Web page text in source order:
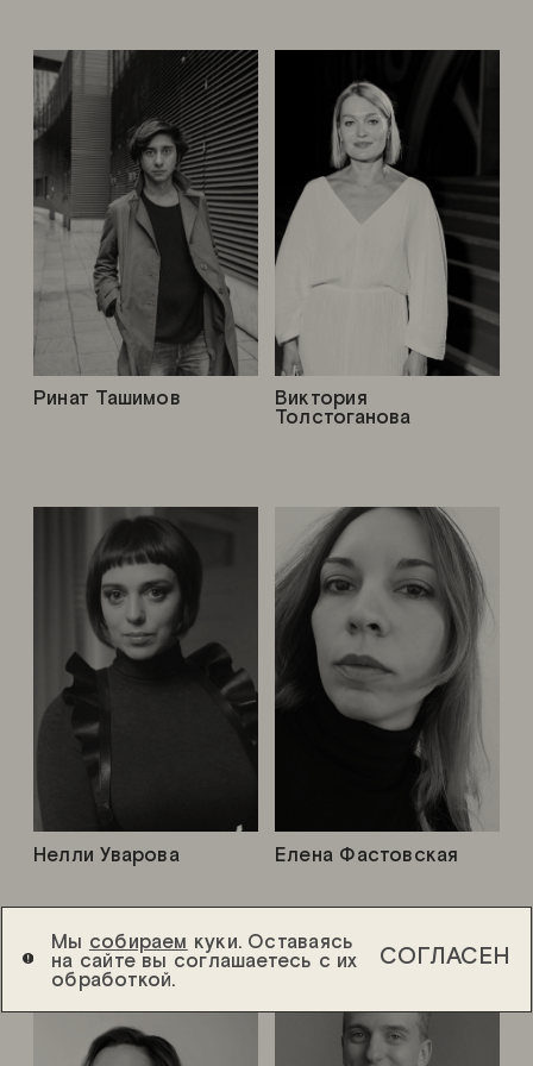
Виктория
Толстоганова
Нелли Уварова
Ринат Ташимов
Елена Фастовская
Мы собираем куки. Оставаясь
на сайте вы соглашаетесь с их
обработкой.
СОГЛАСЕН